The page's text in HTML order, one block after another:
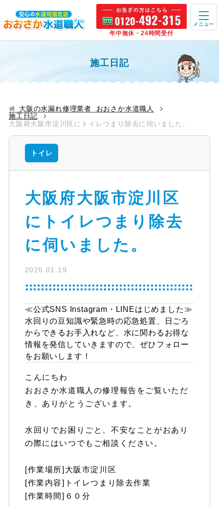
年中無休・24時間受付
メニュー
施工日記
大阪の水漏れ修理業者 おおさか水道職人
施工日記
大阪府大阪市淀川区にトイレつまり除去に伺いました。
トイレ
大阪府大阪市淀川区
にトイレつまり除去
に伺いました。
2025.01.19
≪公式SNS Instagram・LINEはじめました≫
水回りの豆知識や緊急時の応急処置、日ごろ
からできるお手入れなど、水に関わるお得な
情報を発信していきますので、ぜひフォロー
をお願いします！
こんにちわ
おおさか水道職人の修理報告をご覧いただ
き、ありがとうございます。
水回りでお困りごと、不安なことがおあり
の際にはいつでもご相談ください。
[作業場所]大阪市淀川区
[作業内容]トイレつまり除去作業
[作業時間]６０分